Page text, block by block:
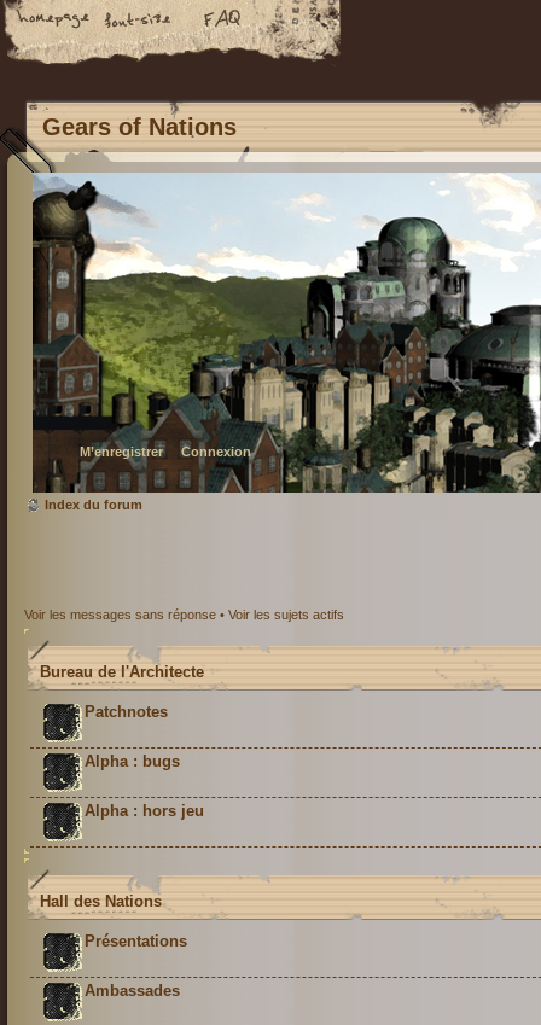
Gears of Nations
M’enregistrer Connexion
Index du forum
Voir les messages sans réponse • Voir les sujets actifs
Bureau de l'Architecte
Patchnotes
Alpha : bugs
Alpha : hors jeu
Hall des Nations
Présentations
Ambassades